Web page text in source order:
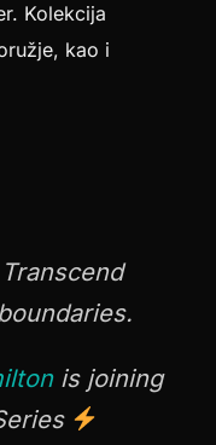
Kolekcija
kao i
is joining